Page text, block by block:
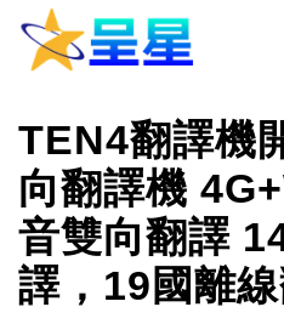
TEN4翻譯機
向翻譯機
音雙向翻譯
譯，19國離